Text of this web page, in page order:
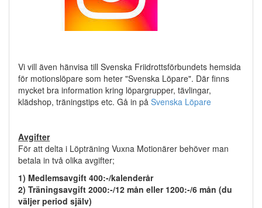
Vi vill även hänvisa till Svenska Friidrottsförbundets hemsida
för motionslöpare som heter "Svenska Löpare". Där finns
mycket bra information kring löpargrupper, tävlingar,
klädshop, träningstips etc. Gå in på Svenska Löpare
Avgifter
För att delta i Löpträning Vuxna Motionärer behöver man
betala in två olika avgifter;
1) Medlemsavgift 400:-/kalenderår
2) Träningsavgift 2000:-/12 mån eller 1200:-/6 mån (du
väljer period själv)